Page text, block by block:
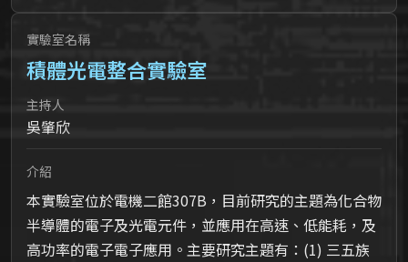
實驗室名稱
積體光電整合實驗室
主持人
吳肇欣
介紹
本實驗室位於電機二館307B，目前研究的主題為化合物
半導體的電子及光電元件，並應用在高速、低能耗，及
高功率的電子電子應用。主要研究主題有：(1) 三五族